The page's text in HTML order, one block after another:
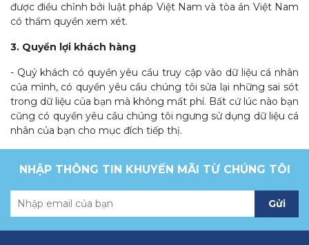
được điều chỉnh bởi luật pháp Việt Nam và tòa án Việt Nam
có thẩm quyền xem xét.
3. Quyền lợi khách hàng
- Quý khách có quyền yêu cầu truy cập vào dữ liệu cá nhân
của mình, có quyền yêu cầu chúng tôi sửa lại những sai sót
trong dữ liệu của bạn mà không mất phí. Bất cứ lúc nào bạn
cũng có quyền yêu cầu chúng tôi ngưng sử dụng dữ liệu cá
nhân của bạn cho mục đích tiếp thị.
NHẬP THÔNG TIN KHUYẾN MÃI TỪ CHÚNG TÔI
Gửi